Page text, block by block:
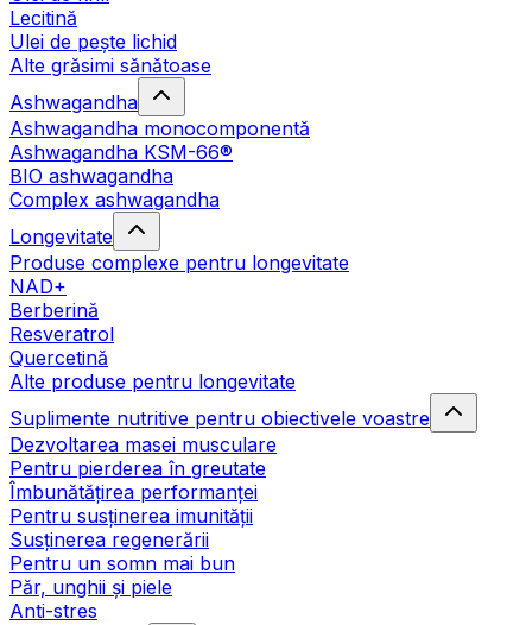
Lecitină
Ulei de pește lichid
Alte grăsimi sănătoase
Ashwagandha
Ashwagandha monocomponentă
Ashwagandha KSM-66®
BIO ashwagandha
Complex ashwagandha
Longevitate
Produse complexe pentru longevitate
NAD+
Berberină
Resveratrol
Quercetină
Alte produse pentru longevitate
Suplimente nutritive pentru obiectivele voastre
Dezvoltarea masei musculare
Pentru pierderea în greutate
Îmbunătățirea performanței
Pentru susținerea imunității
Susținerea regenerării
Pentru un somn mai bun
Păr, unghii și piele
Anti-stres